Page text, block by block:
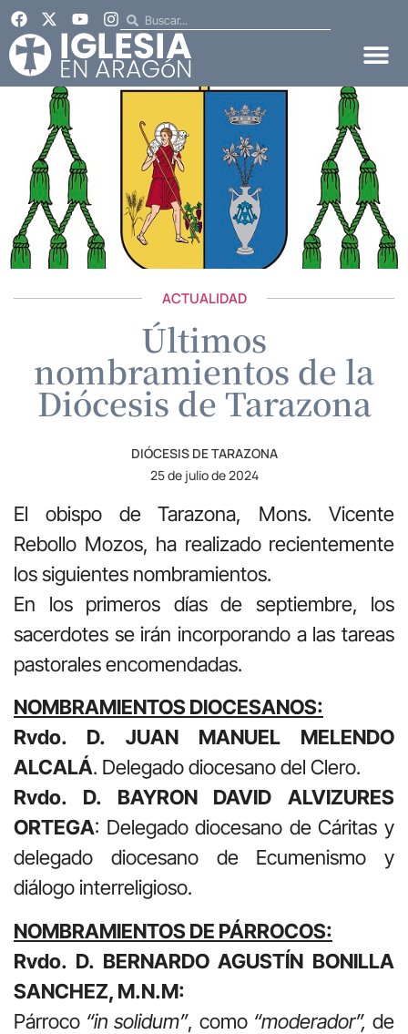
ACTUALIDAD
Últimos
nombramientos de la
Diócesis de Tarazona
DIÓCESIS DE TARAZONA
25 de julio de 2024
El obispo de Tarazona, Mons. Vicente
Rebollo Mozos, ha realizado recientemente
los siguientes nombramientos.
En los primeros días de septiembre, los
sacerdotes se irán incorporando a las tareas
pastorales encomendadas.
NOMBRAMIENTOS DIOCESANOS:
Rvdo. D. JUAN MANUEL MELENDO
ALCALÁ. Delegado diocesano del Clero.
Rvdo. D. BAYRON DAVID ALVIZURES
ORTEGA: Delegado diocesano de Cáritas y
delegado diocesano de Ecumenismo y
diálogo interreligioso.
NOMBRAMIENTOS DE PÁRROCOS:
Rvdo. D. BERNARDO AGUSTÍN BONILLA
SANCHEZ, M.N.M:
Párroco “in solidum”, como “moderador”, de